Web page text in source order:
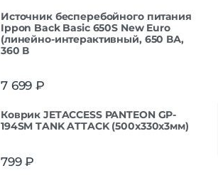
Источник бесперебойного питания
Ippon Back Basic 650S New Euro
(линейно-интерактивный, 650 ВА,
360 В
7 699 ₽
Коврик JETACCESS PANTEON GP-
194SM TANK ATTACK (500x330x3мм)
799₽